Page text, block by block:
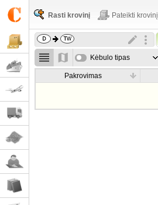
Rasti krovinį Pateikti krovinį
Kėbulo tipas
Pakrovimas